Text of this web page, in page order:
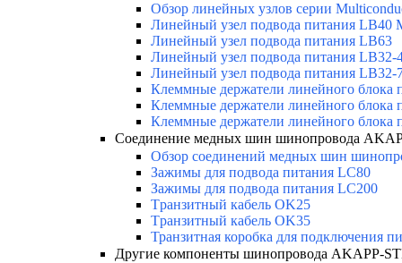
Обзор линейных узлов серии
Линейный узел подвода питания LB40
Линейный узел подвода питания LB63
Линейный узел подвода питания LB32-
Линейный узел подвода питания LB32-
Клеммные держатели линейного блока
Клеммные держатели линейного блока
Клеммные держатели линейного блока
Соединение медных шин шинопровода
Обзор соединений медных шин
Зажимы для подвода питания LC80
Зажимы для подвода питания LC200
Tранзитный кабель OK25
Tранзитный кабель OK35
Транзитная коробка для подключения
Другие компоненты шинопровода AKAPP-